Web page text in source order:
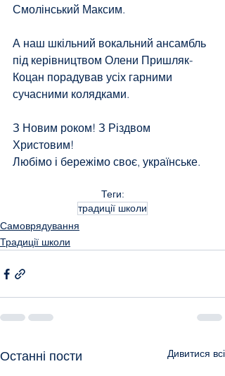
Смолінський Максим.
А наш шкільний вокальний ансамбль
під керівництвом Олени Пришляк-
Коцан порадував усіх гарними
сучасними колядками.
З Новим роком! З Різдвом
Христовим!
Любімо і бережімо своє, українське.
Теги:
традиції школи
Самоврядування
Традиції школи
Останні пости Дивитися всі